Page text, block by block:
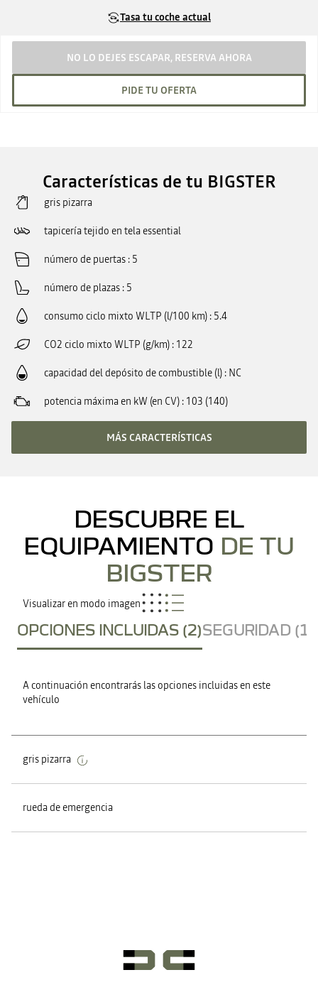
Tasa tu coche actual
NO LO DEJES ESCAPAR, RESERVA AHORA
PIDE TU OFERTA
Características de tu BIGSTER
gris pizarra
tapicería tejido en tela essential
número de puertas 5
número de plazas 5
consumo ciclo mixto WLTP (l/100 km) 5.4
CO2 ciclo mixto WLTP (g/km) 122
capacidad del depósito de combustible (l) NC
potencia máxima en kW (en CV) 103 (140)
MÁS CARACTERÍSTICAS
DESCUBRE EL
EQUIPAMIENTO DE TU
BIGSTER
Visualizar en modo imagen
OPCIONES INCLUIDAS (2)SEGURIDAD
A continuación encontrarás las opciones incluidas en este
vehículo
gris pizarra
rueda de emergencia